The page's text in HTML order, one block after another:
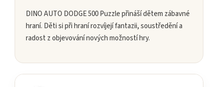
DINO AUTO DODGE 500 Puzzle přináší dětem zábavné
hraní. Děti si při hraní rozvíjejí fantazii, soustředění a
radost z objevování nových možností hry.